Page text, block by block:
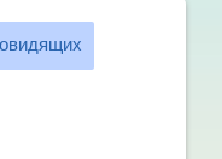
Знаете, как